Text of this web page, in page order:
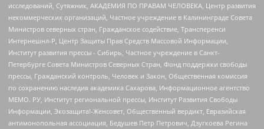
исследований, Сутяжник, АКАДЕМИЯ ПО ПРАВАМ ЧЕЛОВЕКА, Центр развития
некоммерческих организаций, Частное учреждение в Калининграде Совета
Министров северных стран, Гражданское содействие, Трансперенси
Интернешнл-Р, Центр Защиты Прав Средств Массовой Информации,
Институт развития прессы - Сибирь, Частное учреждение в Санкт-
Петербурге Совета Министров Северных Стран, Фонд поддержки свободы
прессы, Гражданский контроль, Человек и Закон, Общественная комиссия
по сохранению наследия академика Сахарова, Информационное агентство
МЕМО. РУ, Институт региональной прессы, Институт Развития Свободы
Информации, Экозащита!-Женсовет, Общественный вердикт, Евразийская
антимонопольная ассоциация, Бедушев Петр Петрович, Дзугкоева Регина